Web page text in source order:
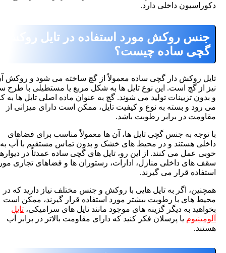
داخلی دارد.
روکش مورد استفاده در تایل روکش دار
ساده چیست؟
روکش دار گچی ساده معمولاً از گچ ساخته می شود و روکش آن
گچ است. این نوع تایل ها به شکل مربع یا مستطیلی با طرح ساده
تزیینات تولید می شوند. گچ به عنوان ماده اصلی تایل ها به کار
و بسته به نوع و کیفیت تایل، ممکن است دارای میزانی از
در برابر رطوبت باشد.
به جنس گچی تایل ها، آن ها معمولاً مناسب برای فضاهای
هستند و در محیط های خشک و بدون تماس مستقیم با آب به
عمل می کنند. از این رو، تایل های گچی ساده عمدتاً در دیوارها و
های داخلی منازل، ادارات، رستوران ها و فضاهای تجاری مورد
قرار می گیرند.
اگر به تایل هایی با روکش و جنس مختلف نیاز دارید که در
های با رطوبت بیشتر مورد استفاده قرار گیرند، ممکن است
به دیگر گزینه های موجود مانند تایل های سرامیکی، تایل
یا پرسلان فکر کنید که دارای مقاومت بالاتر در برابر آب